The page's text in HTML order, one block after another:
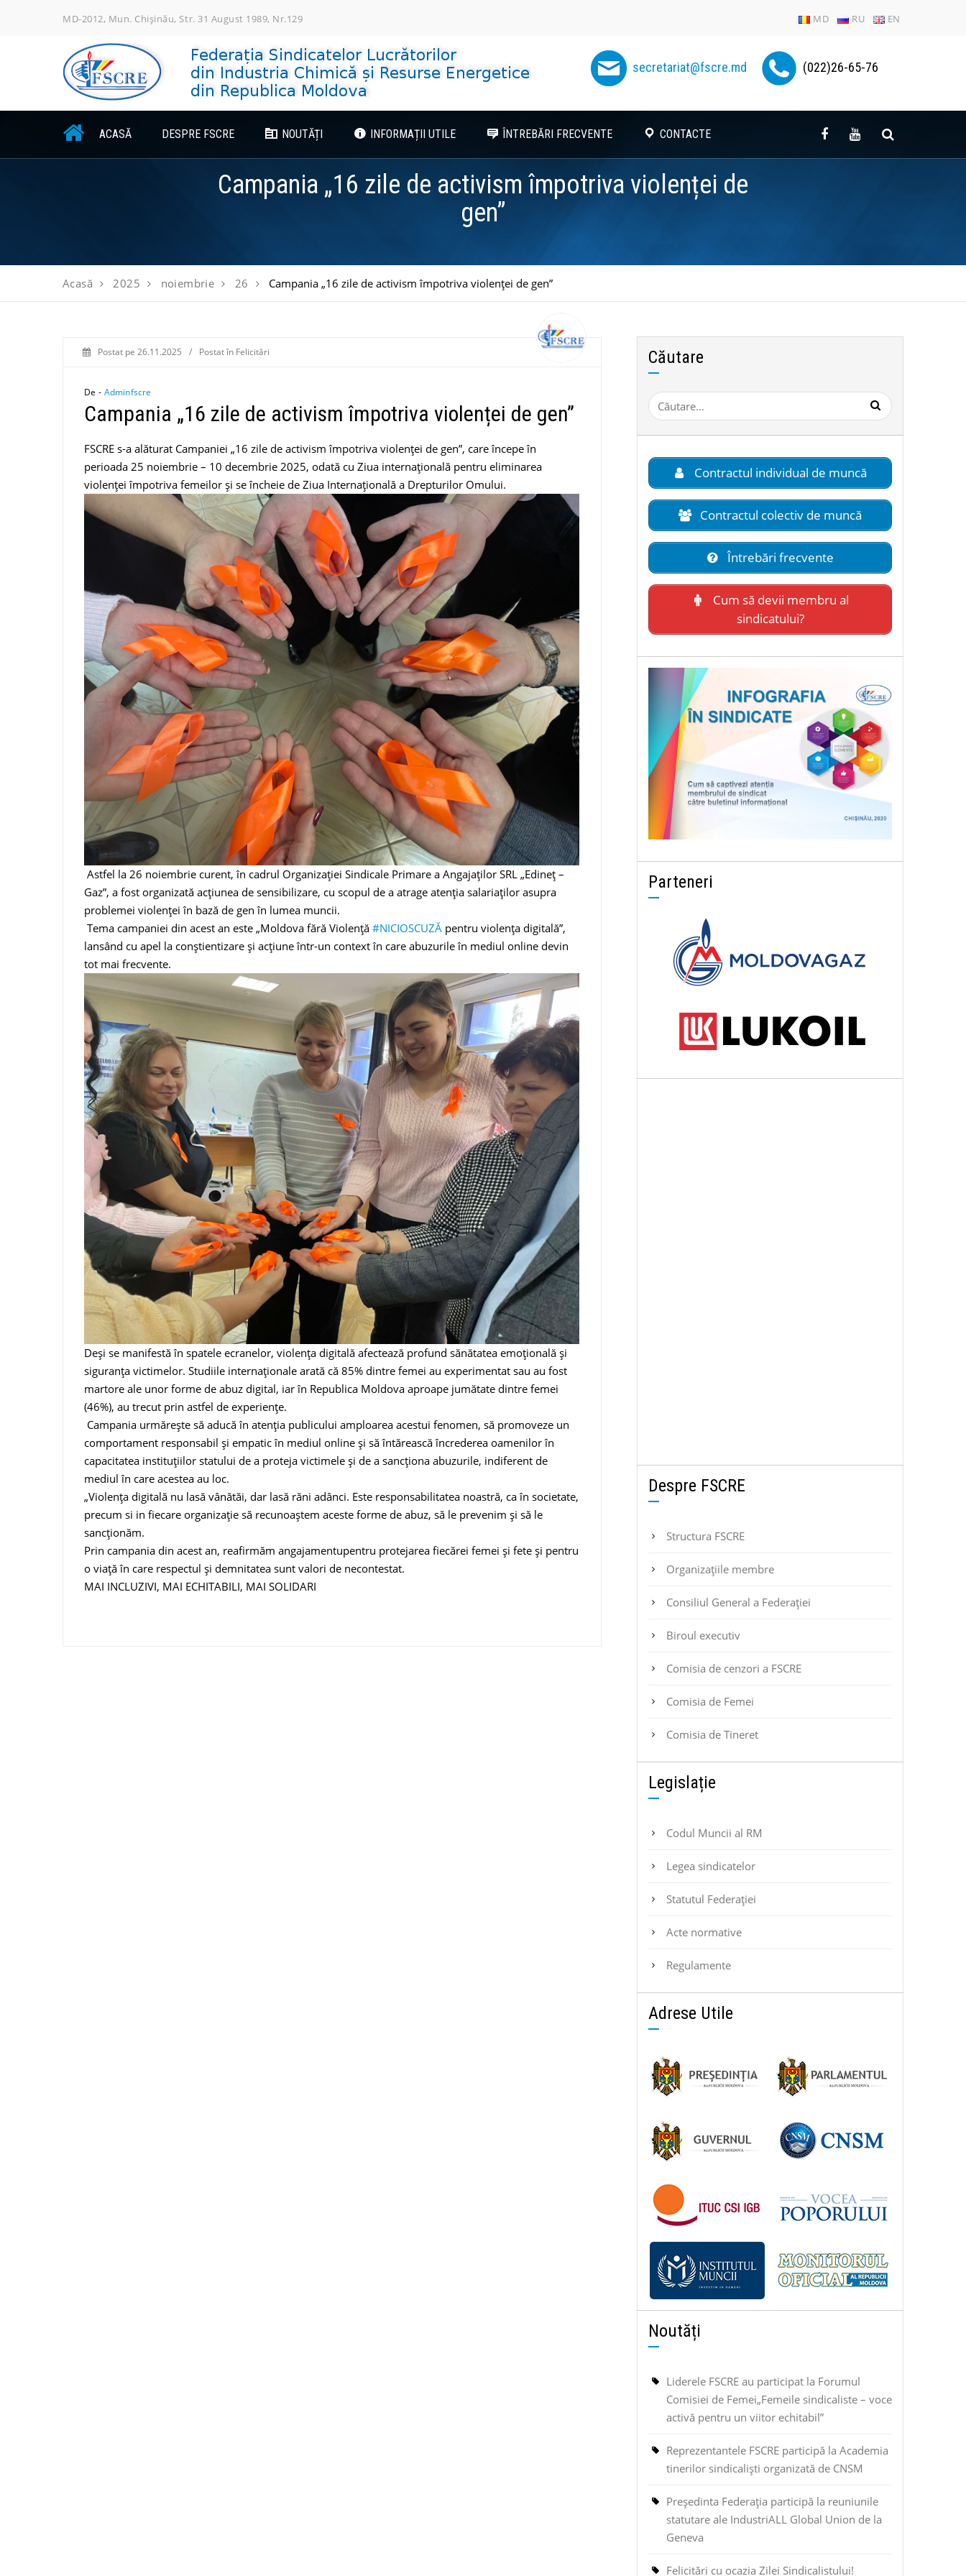
MD-2012, Mun. Chișinău, Str. 31 August 1989, Nr.129 MD RU EN
secretariat@fscre.md (022)26-65-76
ACASĂ DESPRE FSCRE NOUTĂȚI INFORMAȚII UTILE ÎNTREBĂRI FRECVENTE CONTACTE
Campania „16 zile de activism împotriva violenței de
gen”
Acasă 2025 noiembrie 26 Campania „16 zile de activism împotriva violenței de gen”
Postat pe 26.11.2025 / Postat în Felicitări
De - Adminfscre
Campania „16 zile de activism împotriva violenței de gen”
FSCRE s-a alăturat Campaniei „16 zile de activism împotriva violenței de gen”, care începe în
perioada 25 noiembrie – 10 decembrie 2025, odată cu Ziua internațională pentru eliminarea
violenței împotriva femeilor și se încheie de Ziua Internațională a Drepturilor Omului.
Astfel la 26 noiembrie curent, în cadrul Organizației Sindicale Primare a Angajaților SRL „Edineț –
Gaz”, a fost organizată acțiunea de sensibilizare, cu scopul de a atrage atenția salariaților asupra
problemei violenței în bază de gen în lumea muncii.
Tema campaniei din acest an este „Moldova fără Violență #NICIOSCUZĂ pentru violența digitală”,
lansând cu apel la conștientizare și acțiune într-un context în care abuzurile în mediul online devin
tot mai frecvente.
Deși se manifestă în spatele ecranelor, violența digitală afectează profund sănătatea emoțională și
siguranța victimelor. Studiile internaționale arată că 85% dintre femei au experimentat sau au fost
martore ale unor forme de abuz digital, iar în Republica Moldova aproape jumătate dintre femei
(46%), au trecut prin astfel de experiențe.
Campania urmărește să aducă în atenția publicului amploarea acestui fenomen, să promoveze un
comportament responsabil și empatic în mediul online și să întărească încrederea oamenilor în
capacitatea instituțiilor statului de a proteja victimele și de a sancționa abuzurile, indiferent de
mediul în care acestea au loc.
„Violența digitală nu lasă vânătăi, dar lasă răni adânci. Este responsabilitatea noastră, ca în societate,
precum si in fiecare organizație să recunoaștem aceste forme de abuz, să le prevenim și să le
sancționăm.
Prin campania din acest an, reafirmăm angajamentupentru protejarea fiecărei femei și fete și pentru
o viață în care respectul și demnitatea sunt valori de necontestat.
MAI INCLUZIVI, MAI ECHITABILI, MAI SOLIDARI
Căutare
Caută
după:
Contractul individual de muncă
Contractul colectiv de muncă
Întrebări frecvente
Cum să devii membru al
sindicatului?
Parteneri
Despre FSCRE
Structura FSCRE
Organizațiile membre
Consiliul General a Federației
Biroul executiv
Comisia de cenzori a FSCRE
Comisia de Femei
Comisia de Tineret
Legislație
Codul Muncii al RM
Legea sindicatelor
Statutul Federaţiei
Acte normative
Regulamente
Adrese Utile
Noutăți
Liderele FSCRE au participat la Forumul
Comisiei de Femei„Femeile sindicaliste – voce
activă pentru un viitor echitabil”
Reprezentantele FSCRE participă la Academia
tinerilor sindicaliști organizată de CNSM
Președinta Federația participă la reuniunile
statutare ale IndustriALL Global Union de la
Geneva
Felicitări cu ocazia Zilei Sindicalistului!